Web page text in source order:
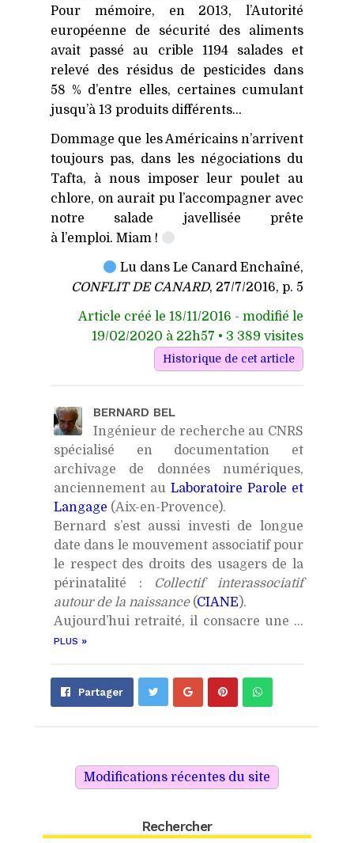
Pour mémoire, en 2013, l’Autorité
européenne de sécurité des aliments
avait passé au crible 1194 salades et
relevé des résidus de pesticides dans
58 % d’entre elles, certaines cumulant
jusqu’à 13 produits différents…
Dommage que les Américains n’arrivent
toujours pas, dans les négociations du
Tafta, à nous imposer leur poulet au
chlore, on aurait pu l’accompagner avec
notre salade javellisée prête
à l’emploi. Miam !
Lu dans Le Canard Enchaîné,
CONFLIT DE CANARD, 27/7/2016, p. 5
Article créé le 18/11/2016 - modifié le
19/02/2020 à 22h57 • 3 389 visites
BERNARD BEL
Ingénieur de recherche au CNRS
spécialisé en documentation et
archivage de données numériques,
anciennement au Laboratoire Parole et
Langage (Aix-en-Provence).
Bernard s’est aussi investi de longue
date dans le mouvement associatif pour
le respect des droits des usagers de la
périnatalité : Collectif interassociatif
autour de la naissance(CIANE ).
Aujourd’hui retraité, il consacre une ...
PLUS »
Partager PartagerÉpinglerSend
Rechercher